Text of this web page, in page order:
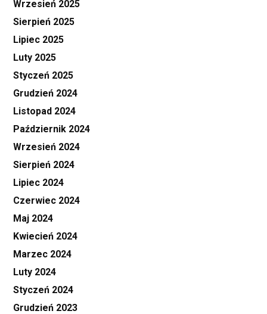
Wrzesień 2025
Sierpień 2025
Lipiec 2025
Luty 2025
Styczeń 2025
Grudzień 2024
Listopad 2024
Październik 2024
Wrzesień 2024
Sierpień 2024
Lipiec 2024
Czerwiec 2024
Maj 2024
Kwiecień 2024
Marzec 2024
Luty 2024
Styczeń 2024
Grudzień 2023